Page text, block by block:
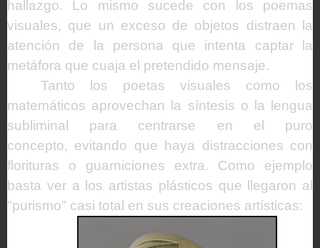
hallazgo. Lo mismo sucede con los poemas
visuales, que un exceso de objetos distraen la
atención de la persona que intenta captar la
metáfora que cuaja el pretendido mensaje.
Tanto los poetas visuales como los
matemáticos aprovechan la síntesis o la lengua
subliminal para centrarse en el puro
concepto, evitando que haya distracciones con
florituras o guarniciones extra. Como ejemplo
basta ver a los artistas plásticos que llegaron al
"purismo" casi total en sus creaciones artísticas: